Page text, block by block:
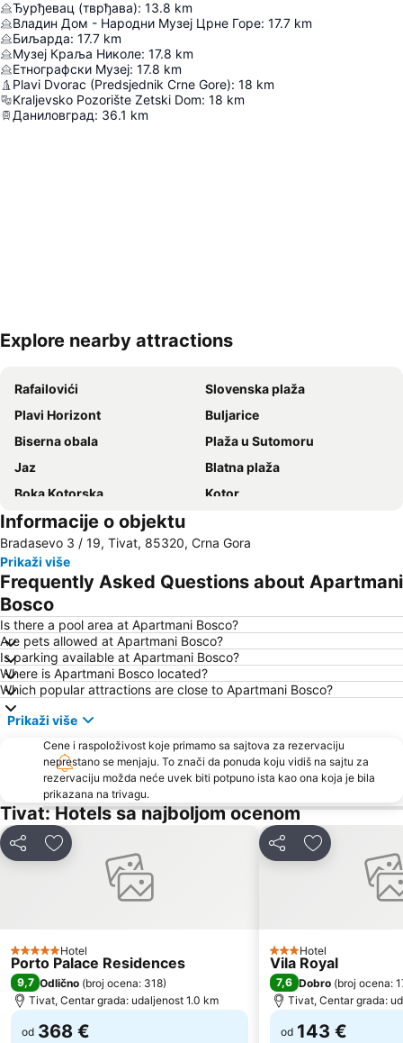
Ђурђевац (тврђава): 13.8 km
Владин Дом - Народни Музеј Црне Горе: 17.7 km
Биљарда: 17.7 km
Музеј Краља Николе: 17.8 km
Етнографски Музеј: 17.8 km
Plavi Dvorac (Predsjednik Crne Gore): 18 km
Kraljevsko Pozorište Zetski Dom: 18 km
Даниловград: 36.1 km
Explore nearby attractions
Rafailovići
Slovenska plaža
Plavi Horizont
Buljarice
Biserna obala
Plaža u Sutomoru
Jaz
Blatna plaža
Boka Kotorska
Kotor
Bečićka plaža
Seljanovo
Lučice
Kraljičina plaža
Stari grad Budva
Pržno
Porto Montenegro
Žanjice
Buljarica
Gradska plaža
Ostrvo cveća
Manastir Ostrog
Tivat
Crvena plaža
Waikiki
Plaža kod tunela
Kamenovo
Kraljičina plaža
Izletište Rose
Veliki Pijesak
Petrovacka Obala
Plaža Miločer
Yachting Club 32
Drobni pijesak
Plaza
Kalardovo
Almara Beach
Aerodrom Podgorica
Stari Bar
Informacije o objektu
Bradasevo 3 / 19, Tivat, 85320, Crna Gora
Prikaži više
Frequently Asked Questions about Apartmani
Bosco
Is there a pool area at Apartmani Bosco?
Are pets allowed at Apartmani Bosco?
Is parking available at Apartmani Bosco?
Where is Apartmani Bosco located?
Which popular attractions are close to Apartmani Bosco?
Prikaži više
Cene i raspoloživost koje primamo sa sajtova za rezervaciju
neprestano se menjaju. To znači da ponuda koju vidiš na sajtu za
rezervaciju možda neće uvek biti potpuno ista kao ona koja je bila
prikazana na trivagu.
Tivat: Hotels sa najboljom ocenom
Deli Dodati u favorite
5 Zvezdice
Hotel
Porto Palace Residences
9,7 Odlično (broj ocena: 318)
Tivat, Centar grada: udaljenost 1.0 km
od 368 €
Deli Dodati u
3 Zvezdice
Hotel
Vila Royal
7,6 Dobro (broj ocena:
Tivat, Centar grada:
od 143 €